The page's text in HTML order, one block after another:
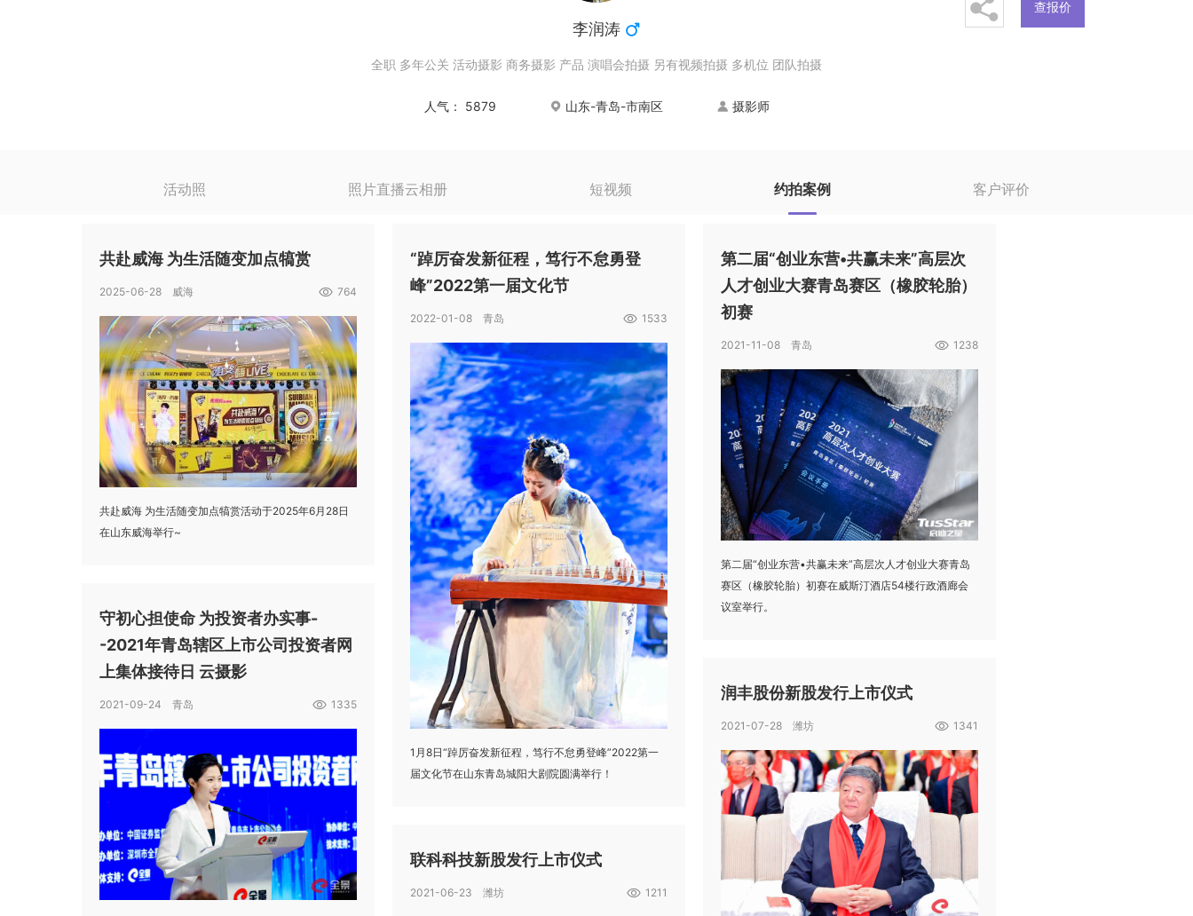
查报价
李润涛
全职 多年公关 活动摄影 商务摄影 产品 演唱会拍摄 另有视频拍摄 多机位 团队拍摄
人气： 5879 山东-青岛-市南区 摄影师
活动照 照片直播云相册 短视频 约拍案例 客户评价
共赴威海 为生活随变加点犒赏
2025-06-28 威海 764
共赴威海 为生活随变加点犒赏活动于2025年6月28日
在山东威海举行~
“踔厉奋发新征程，笃行不怠勇登
峰”2022第一届文化节
2022-01-08 青岛 1533
1月8日“踔厉奋发新征程，笃行不怠勇登峰”2022第一
届文化节在山东青岛城阳大剧院圆满举行！
第二届“创业东营•共赢未来”高层次
人才创业大赛青岛赛区（橡胶轮胎）
初赛
2021-11-08 青岛 1238
第二届“创业东营•共赢未来”高层次人才创业大赛青岛
赛区（橡胶轮胎）初赛在威斯汀酒店54楼行政酒廊会
议室举行。
守初心担使命 为投资者办实事-
-2021年青岛辖区上市公司投资者网
上集体接待日 云摄影
2021-09-24 青岛 1335
润丰股份新股发行上市仪式
2021-07-28 潍坊 1341
联科科技新股发行上市仪式
2021-06-23 潍坊 1211